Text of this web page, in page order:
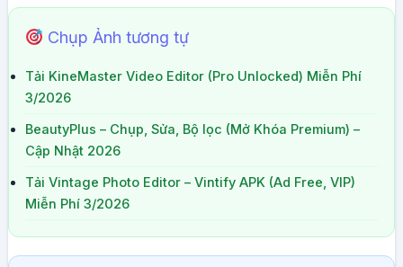
Chụp Ảnh tương tự
Tải KineMaster Video Editor (Pro Unlocked) Miễn Phí
3/2026
BeautyPlus – Chụp, Sửa, Bộ lọc (Mở Khóa Premium) –
Cập Nhật 2026
Tải Vintage Photo Editor – Vintify APK (Ad Free, VIP)
Miễn Phí 3/2026